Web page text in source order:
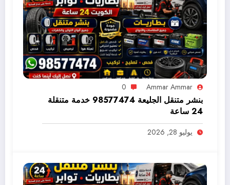
Ammar Ammar
0
بنشر متنقل الجليعة 98577474 خدمة متنقلة
24 ساعة
يوليو 28, 2026